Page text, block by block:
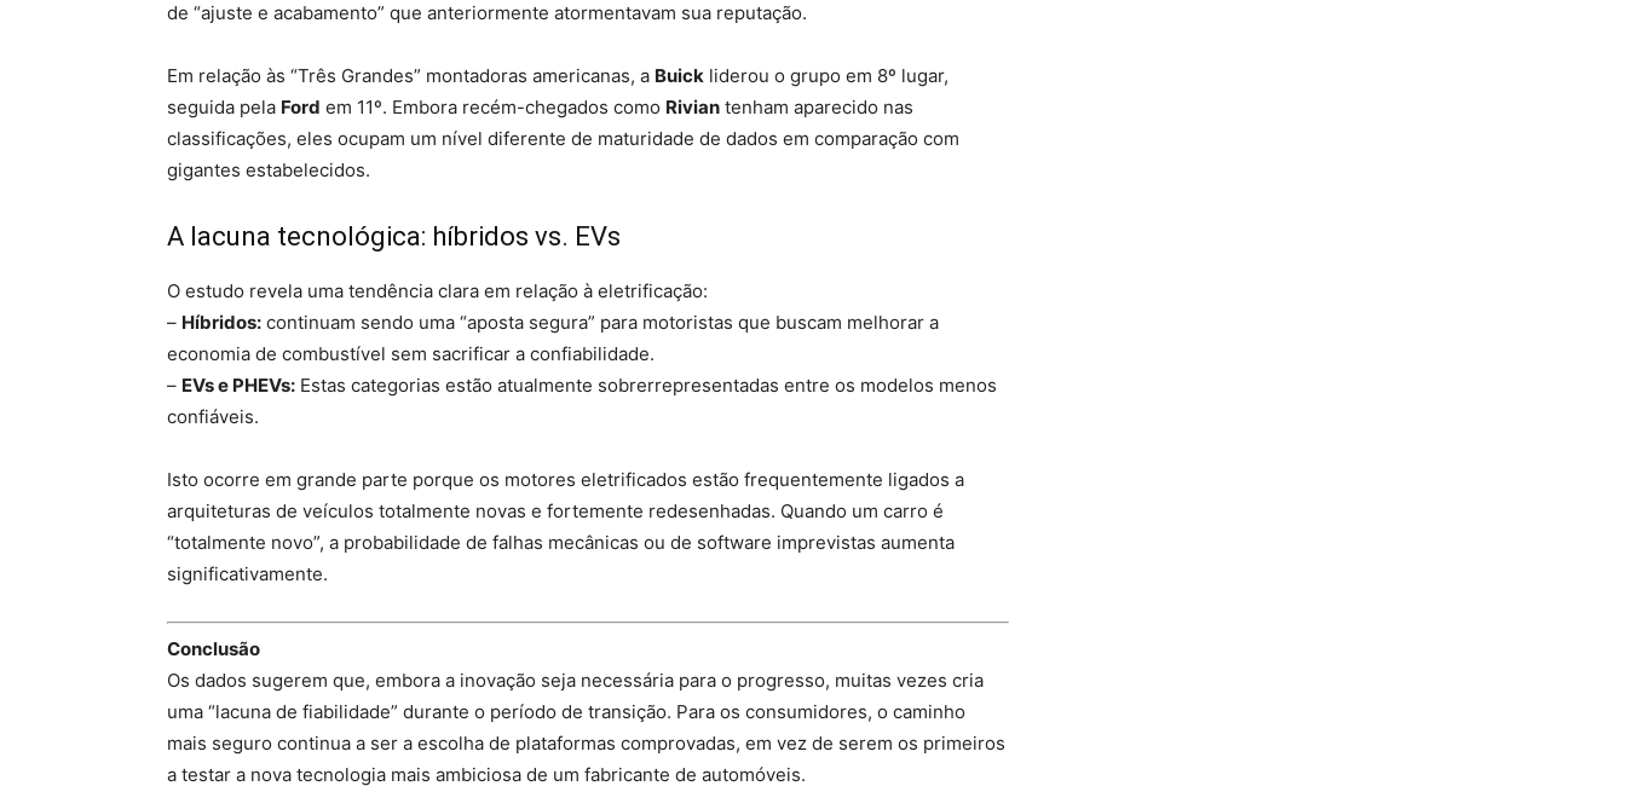
de “ajuste e acabamento” que anteriormente atormentavam sua reputação.
Em relação às “Três Grandes” montadoras americanas, a Buick liderou o grupo em 8º lugar,
seguida pela Ford em 11º. Embora recém-chegados como Rivian tenham aparecido nas
classificações, eles ocupam um nível diferente de maturidade de dados em comparação com
gigantes estabelecidos.
A lacuna tecnológica: híbridos vs. EVs
O estudo revela uma tendência clara em relação à eletrificação:
– Híbridos: continuam sendo uma “aposta segura” para motoristas que buscam melhorar a
economia de combustível sem sacrificar a confiabilidade.
– EVs e PHEVs: Estas categorias estão atualmente sobrerrepresentadas entre os modelos menos
confiáveis.
Isto ocorre em grande parte porque os motores eletrificados estão frequentemente ligados a
arquiteturas de veículos totalmente novas e fortemente redesenhadas. Quando um carro é
“totalmente novo”, a probabilidade de falhas mecânicas ou de software imprevistas aumenta
significativamente.
Conclusão
Os dados sugerem que, embora a inovação seja necessária para o progresso, muitas vezes cria
uma “lacuna de fiabilidade” durante o período de transição. Para os consumidores, o caminho
mais seguro continua a ser a escolha de plataformas comprovadas, em vez de serem os primeiros
a testar a nova tecnologia mais ambiciosa de um fabricante de automóveis.